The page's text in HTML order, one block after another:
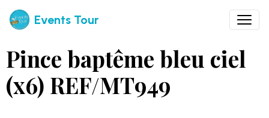
Events Tour
Pince baptême bleu ciel
(x6) REF/MT949